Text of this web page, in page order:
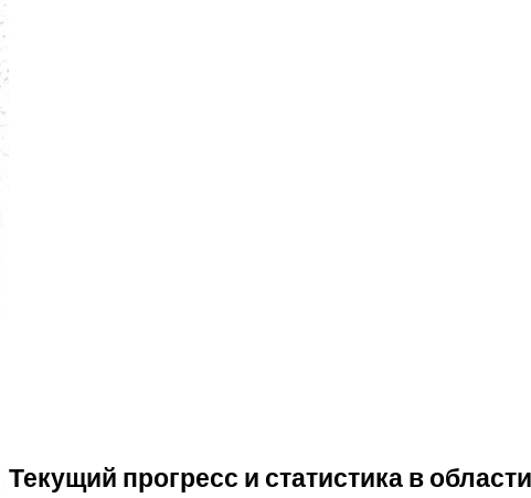
Текущий прогресс и статистика в области